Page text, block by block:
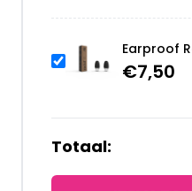
Earproof
€7,50
Totaal: